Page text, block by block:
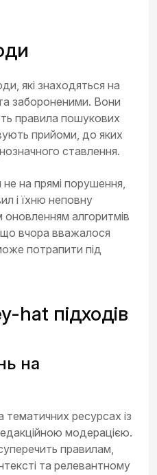
які знаходяться на
забороненими. Вони
правила пошукових
прийоми, до яких
ставлення.
на прямі порушення,
і їхню неповну
алгоритмів
вчора вважалося
потрапити під
hat підходів
на
ресурсах із
модерацією.
правилам,
та релевантному